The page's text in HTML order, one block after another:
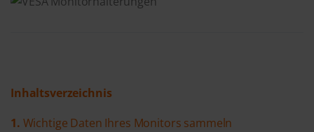
Inhaltsverzeichnis
1. Wichtige Daten Ihres Monitors sammeln